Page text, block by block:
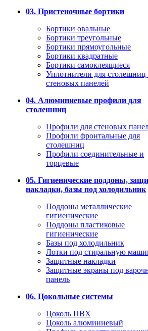
03. Пристеночные бортики
Бортики овальные
Бортики треугольные
Бортики прямоугольные
Бортики квадратные
Бортики самоклеящиеся
Уплотнители для столешниц
стеновых панелей
04. Алюминиевые профили для
столешниц
Профили для стеновых
Профили фронтальные для
столешниц
Профили соединительные и
торцевые
05. Гигиенические поддоны,
накладки, базы под холодильник
Поддоны металлические
гигиенические
Поддоны пластиковые
гигиенические
Базы под холодильник
Лотки под стиральную
Защитные накладки
Защитные экраны под
панель
06. Цокольные системы
Цоколь ПВХ
Цоколь алюминиевый